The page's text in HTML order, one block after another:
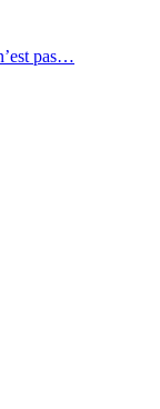
pas…